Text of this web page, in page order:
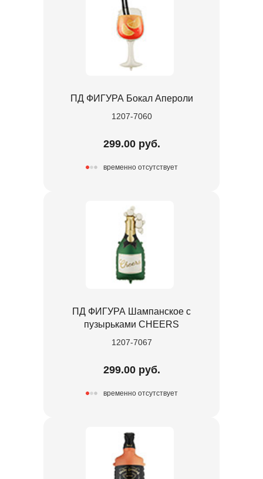
ПД ФИГУРА Бокал Апероли
1207-7060
299.00 руб.
временно отсутствует
ПД ФИГУРА Шампанское с
пузырьками CHEERS
1207-7067
299.00 руб.
временно отсутствует